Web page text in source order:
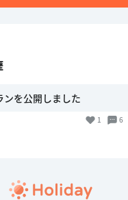
ンを公開しました
1 6